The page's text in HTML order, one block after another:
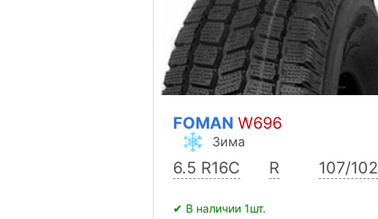
FOMAN W696
Зима
6.5 R16C R 107/102
✔ В наличии 1шт.